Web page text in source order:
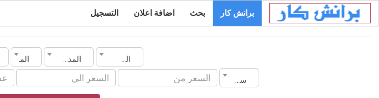
برانش كار بحث اضافة اعلان التسجيل
السعودية المدينة الماركة
سنة الصنع